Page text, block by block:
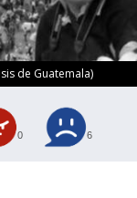
de Guatemala)
0 6